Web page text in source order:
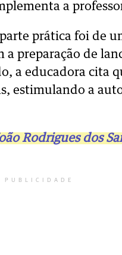
a
prática foi de
preparação de
a educadora cita
estimulando a
Rodrigues dos
PUBLICIDADE